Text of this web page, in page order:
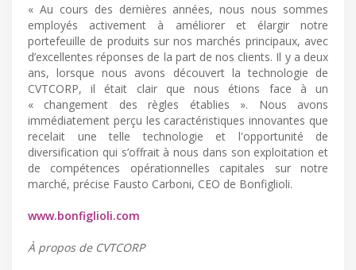
« Au cours des dernières années, nous nous sommes
employés activement à améliorer et élargir notre
portefeuille de produits sur nos marchés principaux, avec
d’excellentes réponses de la part de nos clients. Il y a deux
ans, lorsque nous avons découvert la technologie de
CVTCORP, il était clair que nous étions face à un
« changement des règles établies ». Nous avons
immédiatement perçu les caractéristiques innovantes que
recelait une telle technologie et l'opportunité de
diversification qui s’offrait à nous dans son exploitation et
de compétences opérationnelles capitales sur notre
marché, précise Fausto Carboni, CEO de Bonfiglioli.
www.bonfiglioli.com
À propos de CVTCORP